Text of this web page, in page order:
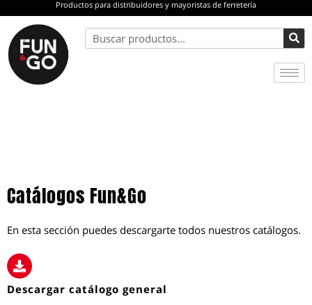
contenido
Productos para distribuidores y mayoristas de ferretería
Buscar
Catálogos Fun&Go
En esta sección puedes descargarte todos nuestros catálogos.
Descargar catálogo general